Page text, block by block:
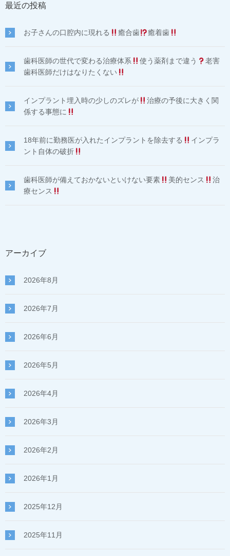
最近の投稿
お子さんの口腔内に現れる 癒合歯 癒着歯
歯科医師の世代で変わる治療体系 使う薬剤まで違う
老害
歯科医師だけはなりたくない
インプラント埋入時の少しのズレが
治療の予後に大きく関
係する事態に
18年前に勤務医が入れたインプラントを除去する
インプラ
ント自体の破折
歯科医師が備えておかないといけない要素 美的センス
治
療センス
アーカイブ
2026年8月
2026年7月
2026年6月
2026年5月
2026年4月
2026年3月
2026年2月
2026年1月
2025年12月
2025年11月